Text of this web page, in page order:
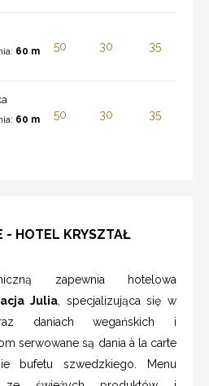
60 m 50 30 35
60 m 50 30 35
- HOTEL KRYSZTAŁ
zapewnia hotelowa
Julia , specjalizująca się w
daniach wegańskich i
serwowane są dania à la carte
bufetu szwedzkiego. Menu